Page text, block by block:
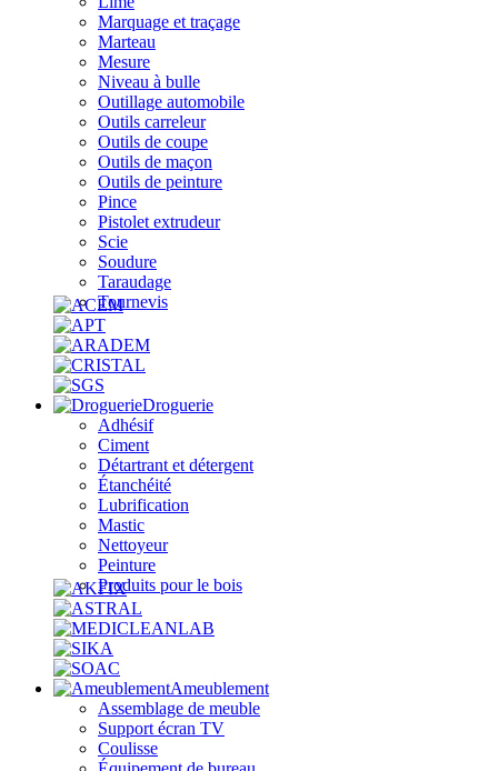
Marquage et traçage
Marteau
Mesure
Niveau à bulle
Outillage automobile
Outils carreleur
Outils de coupe
Outils de maçon
Outils de peinture
Pince
Pistolet extrudeur
Scie
Soudure
Taraudage
Tournevis
Droguerie
Adhésif
Ciment
Détartrant et détergent
Étanchéité
Lubrification
Mastic
Nettoyeur
Peinture
Produits pour le bois
Ameublement
Assemblage de meuble
Support écran TV
Coulisse